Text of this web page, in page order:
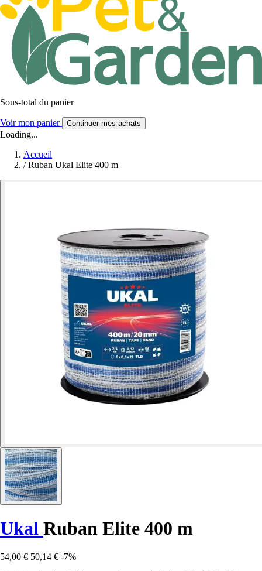
Sous-total du panier
Voir mon panier Continuer mes achats
Loading...
Accueil
/ Ruban Ukal Elite 400 m
Ukal Ruban Elite 400 m
54,00 € 50,14 € -7%